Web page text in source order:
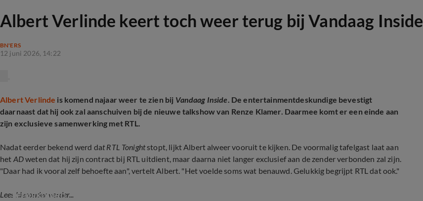
Albert Verlinde keert toch weer terug bij Vandaag Inside
BN'ERS
12 juni 2026, 14:22
Albert Verlinde is komend najaar weer te zien bij Vandaag Inside. De entertainmentdeskundige bevestigt
daarnaast dat hij ook zal aanschuiven bij de nieuwe talkshow van Renze Klamer. Daarmee komt er een einde aan
zijn exclusieve samenwerking met RTL.
Nadat eerder bekend werd dat RTL Tonightstopt, lijkt Albert alweer vooruit te kijken. De voormalig tafelgast laat aan
het ADweten dat hij zijn contract bij RTL uitdient, maar daarna niet langer exclusief aan de zender verbonden zal zijn.
"Daar had ik vooral zelf behoefte aan", vertelt Albert. "Het voelde soms wat benauwd. Gelukkig begrijpt RTL dat ook."
Lees hieronder verder...
terugkomen'